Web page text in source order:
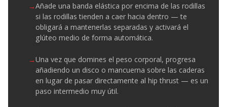
Añade una banda elástica por encima de las rodillas
si las rodillas tienden a caer hacia dentro — te
obligará a mantenerlas separadas y activará el
glúteo medio de forma automática.
Una vez que domines el peso corporal, progresa
añadiendo un disco o mancuerna sobre las caderas
en lugar de pasar directamente al hip thrust — es un
paso intermedio muy útil.